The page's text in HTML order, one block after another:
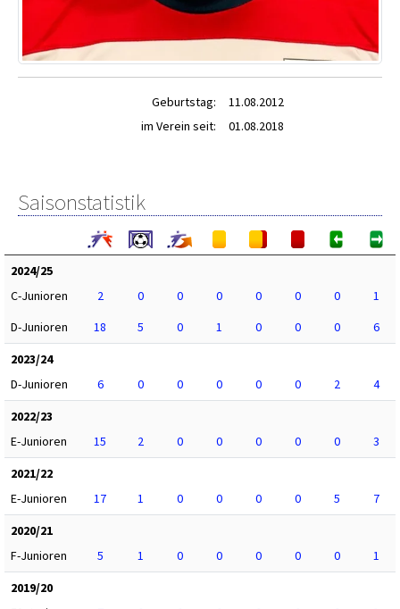
Geburtstag:
11.08.2012
im Verein seit:
01.08.2018
Saisonstatistik
2024/25
C-Junioren
2 0 0 0 0 0 0
1
D-Junioren
18 5 0 1 0 0 0
6
2023/24
D-Junioren
6 0 0 0 0 0 2
4
2022/23
E-Junioren
15 2 0 0 0 0 0
3
2021/22
E-Junioren
17 1 0 0 0 0 5
7
2020/21
F-Junioren
5 1 0 0 0 0 0
1
2019/20